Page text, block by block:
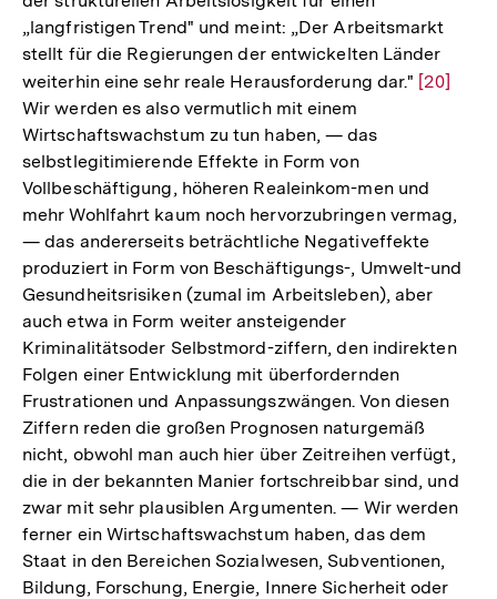
der
Fußnote
„langfristigen Trend" und meint: „Der Arbeitsmarkt
stellt für die Regierungen der entwickelten Länder
weiterhin eine sehr reale Herausforderung dar." Zur
[20]
Wir werden es also vermutlich mit einem
Wirtschaftswachstum zu tun haben, — das
selbstlegitimierende Effekte in Form von
Vollbeschäftigung, höheren Realeinkom-men und
mehr Wohlfahrt kaum noch hervorzubringen vermag,
— das andererseits beträchtliche Negativeffekte
produziert in Form von Beschäftigungs-, Umwelt-und
Gesundheitsrisiken (zumal im Arbeitsleben), aber
auch etwa in Form weiter ansteigender
Kriminalitätsoder Selbstmord-ziffern, den indirekten
Folgen einer Entwicklung mit überfordernden
Frustrationen und Anpassungszwängen. Von diesen
Ziffern reden die großen Prognosen naturgemäß
nicht, obwohl man auch hier über Zeitreihen verfügt,
die in der bekannten Manier fortschreibbar sind, und
zwar mit sehr plausiblen Argumenten. — Wir werden
ferner ein Wirtschaftswachstum haben, das dem
Staat in den Bereichen Sozialwesen, Subventionen,
Bildung, Forschung, Energie, Innere Sicherheit oder